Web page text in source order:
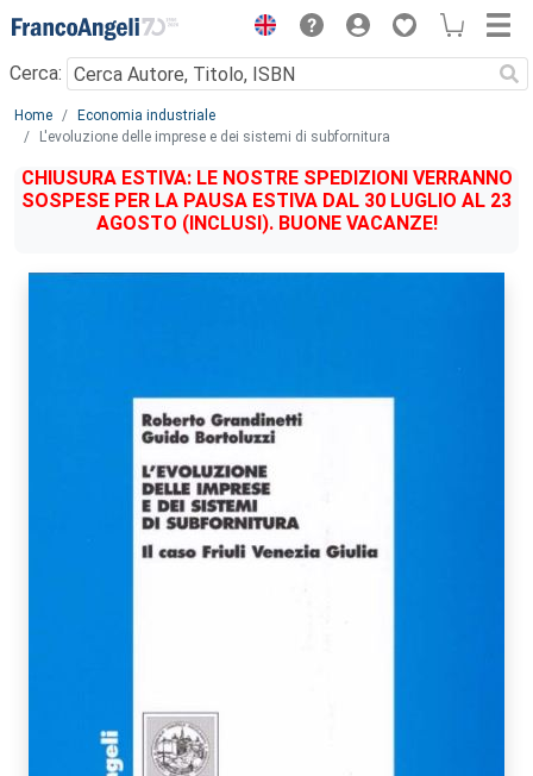
Menu
Cerca:
Main content
Home
Economia industriale
L'evoluzione delle imprese e dei sistemi di subfornitura
CHIUSURA ESTIVA: LE NOSTRE SPEDIZIONI VERRANNO
SOSPESE PER LA PAUSA ESTIVA DAL 30 LUGLIO AL 23
AGOSTO (INCLUSI). BUONE VACANZE!